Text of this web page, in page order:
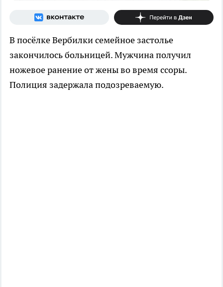
В посёлке Вербилки семейное застолье
закончилось больницей. Мужчина получил
ножевое ранение от жены во время ссоры.
Полиция задержала подозреваемую.